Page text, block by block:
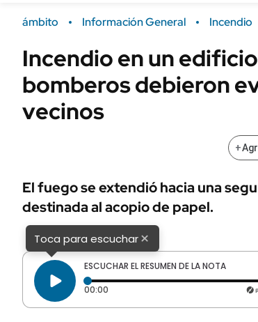
Campo
FINANZAS
Dólar
Sustentabilidad
URUGUAY
ámbito Información General Incendio
Incendio en un
bomberos debieron
vecinos
+
El fuego se extendió hacia una
destinada al acopio de papel.
Toca para escuchar×
ESCUCHAR EL RESUMEN DE LA NOTA
00:00 Tiempo transcurrido: 0 segundos